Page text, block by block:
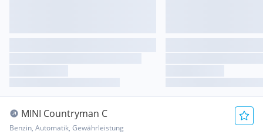
MINI Countryman C
Benzin, Automatik, Gewährleistung